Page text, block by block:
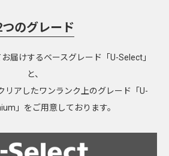
つのグレード
届けするベースグレード「U-Select」
と、
リアしたワンランク上のグレード「U-
」をご用意しております。